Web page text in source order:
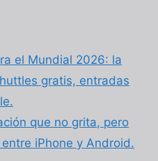
el Mundial 2026: la
gratis, entradas
que no grita, pero
iPhone y Android.